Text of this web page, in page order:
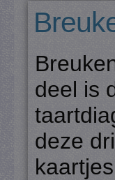
deel is
deze